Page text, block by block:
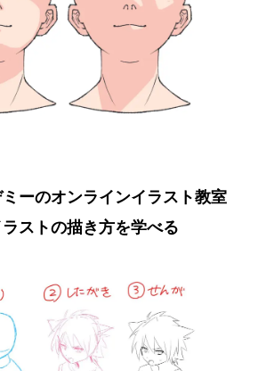
ーのオンラインイラスト教室
ストの描き方を学べる